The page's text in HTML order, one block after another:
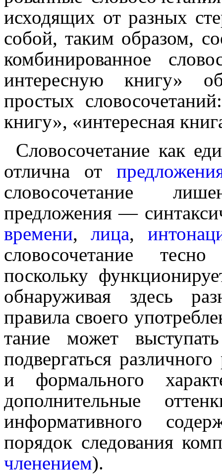
исходящих от разных
собой, таким образом,
комбинированное
интересную книгу»
простых
книгу», «интересная
Словосочетание как
отлична от
слово­со­че­та­ние
предложения —
времени,лица,
слово­со­че­та­ние
поскольку
обнаруживая здесь
правила своего
та­ние может
подвергаться
и формального
дополнительные
информативного
порядок следования
членением).